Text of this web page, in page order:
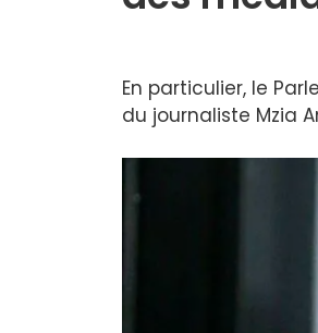
En particulier, le
du journaliste Mzia